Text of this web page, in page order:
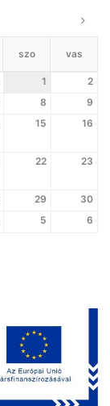
szo vas
1
2
8
9
15 16
22 23
29
30
5 6